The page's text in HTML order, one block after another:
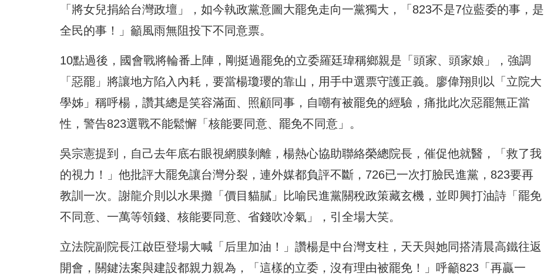
「將女兒捐給台灣政壇」，如今執政黨意圖大罷免走向一黨獨大，「823不是7位藍委的事，是
全民的事！」籲風雨無阻投下不同意票。
10點過後，國會戰將輪番上陣，剛挺過罷免的立委羅廷瑋稱鄉親是「頭家、頭家娘」，強調
「惡罷」將讓地方陷入內耗，要當楊瓊瓔的靠山，用手中選票守護正義。廖偉翔則以「立院大
學姊」稱呼楊，讚其總是笑容滿面、照顧同事，自嘲有被罷免的經驗，痛批此次惡罷無正當
性，警告823選戰不能鬆懈「核能要同意、罷免不同意」。
吳宗憲提到，自己去年底右眼視網膜剝離，楊熱心協助聯絡榮總院長，催促他就醫，「救了我
的視力！」他批評大罷免讓台灣分裂，連外媒都負評不斷，726已一次打臉民進黨，823要再
教訓一次。謝龍介則以水果攤「價目貓膩」比喻民進黨關稅政策藏玄機，並即興打油詩「罷免
不同意、一萬等領錢、核能要同意、省錢吹冷氣」，引全場大笑。
立法院副院長江啟臣登場大喊「后里加油！」讚楊是中台灣支柱，天天與她同搭清晨高鐵往返
開會，關鍵法案與建設都親力親為，「這樣的立委，沒有理由被罷免！」呼籲823「再贏一